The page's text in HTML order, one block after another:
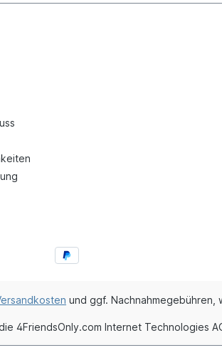
und ggf. Nachnahmegebühren,
4FriendsOnly.com Internet Technologies